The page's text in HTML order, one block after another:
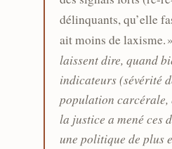
délinquants, qu’elle
ait moins de laxisme. »
laissent dire, quand
indicateurs (sévérité
population carcérale,
la justice a mené ces
une politique de plus